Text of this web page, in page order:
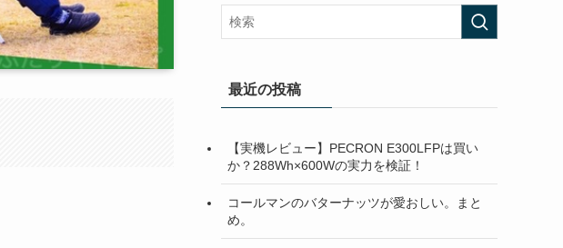
最近の投稿
【実機レビュー】PECRON E300LFPは買い
か？288Wh×600Wの実力を検証！
コールマンのバターナッツが愛おしい。まと
め。